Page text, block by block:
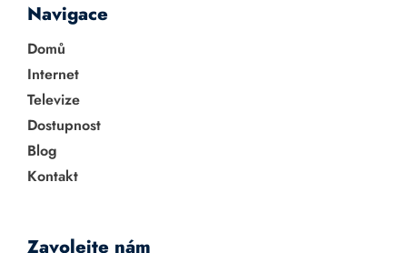
Navigace
Domů
Internet
Televize
Dostupnost
Blog
Kontakt
Zavolejte nám